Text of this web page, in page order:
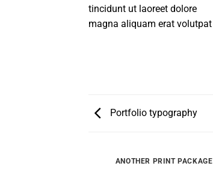
tincidunt ut laoreet dolore
magna aliquam erat volutpat
Portfolio typography
ANOTHER PRINT PACKAGE